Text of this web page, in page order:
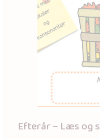
Efterår – Læs og